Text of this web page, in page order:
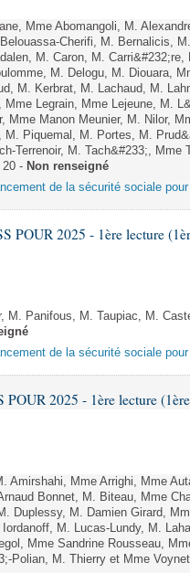
Mme Abomangoli, M.
Cherifi, M. Bernalicis,
M. Caron, M.
M. Delogu, M. Diouara,
M. Kerbrat, M. Lachaud, M.
Mme Legrain, Mme Lejeune, M.
Mme Manon Meunier, M. Nilor,
Piquemal, M. Portes, M.
Terrenoir, M. Tach&#233;, Mme
20 - Non renseigné
de la sécurité sociale pour
POUR 2025 - 1ère lecture
M. Panifous, M. Taupiac, M.
de la sécurité sociale pour
2025 - 1ère lecture
Amirshahi, Mme Arrighi, Mme
Bonnet, M. Biteau, Mme
Duplessy, M. Damien Girard,
M. Lucas-Lundy, M.
Mme Sandrine Rousseau,
Polian, M. Thierry et Mme